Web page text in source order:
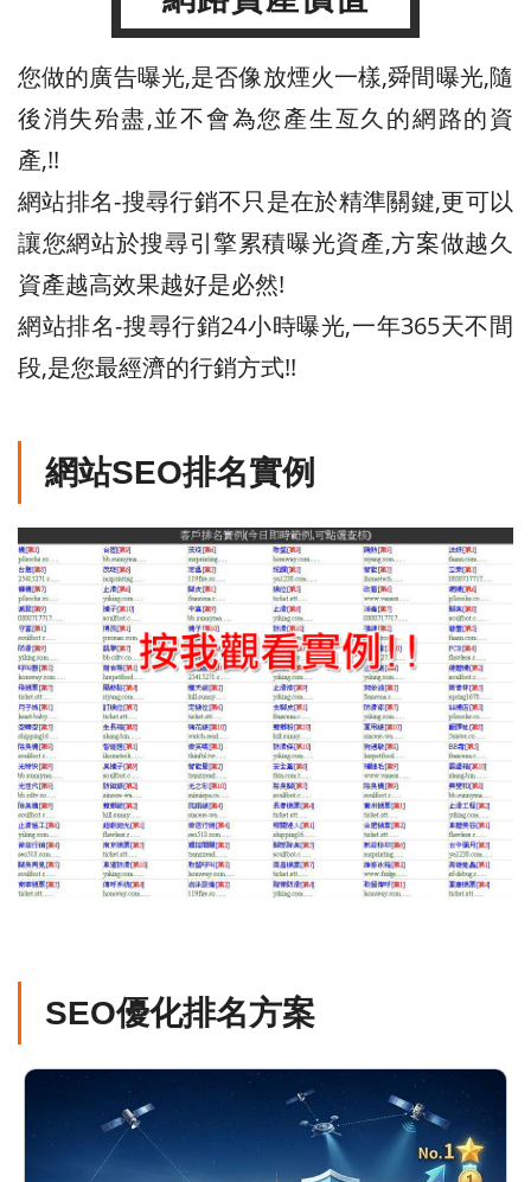
您做的廣告曝光,是否像放煙火一樣,舜間曝光,隨
後消失殆盡,並不會為您產生亙久的網路的資
產,!!
網站排名-搜尋行銷不只是在於精準關鍵,更可以
讓您網站於搜尋引擎累積曝光資產,方案做越久
資產越高效果越好是必然!
網站排名-搜尋行銷24小時曝光,一年365天不間
段,是您最經濟的行銷方式!!
網站SEO排名實例
SEO優化排名方案